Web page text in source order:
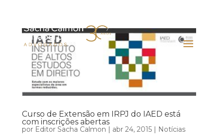
Curso de Extensão em IRPJ do IAED está
com inscrições abertas
por Editor Sacha Calmon | abr 24, 2015| Notícias